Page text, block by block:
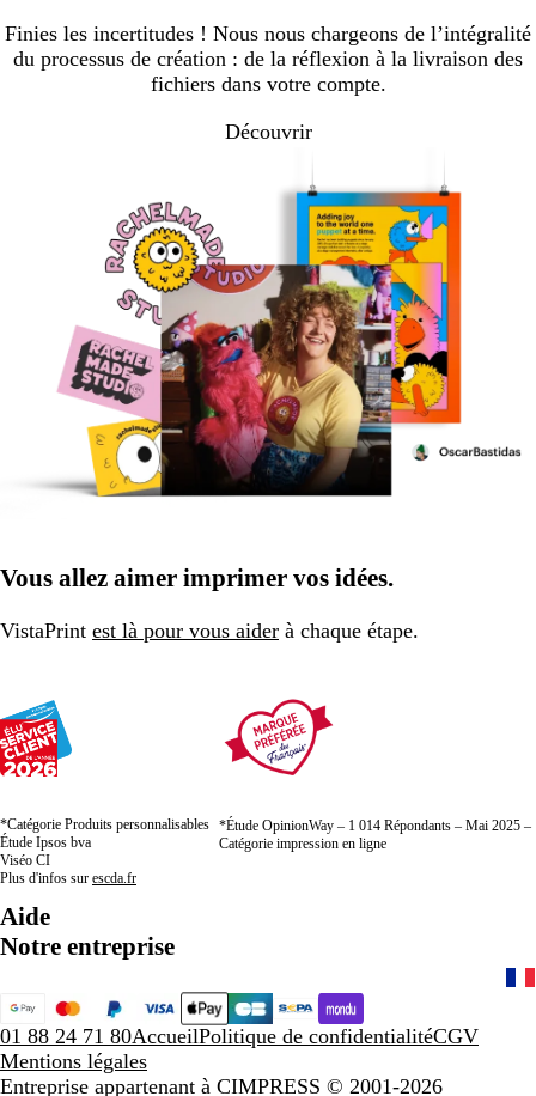
Finies les incertitudes ! Nous nous chargeons de l’intégralité
du processus de création : de la réflexion à la livraison des
fichiers dans votre compte.
Découvrir
Vous allez aimer imprimer vos idées.
VistaPrint est là pour vous aider à chaque étape.
*Catégorie Produits personnalisables
Étude Ipsos bva
Viséo CI
Plus d'infos sur escda.fr
*Étude OpinionWay – 1 014 Répondants – Mai 2025 –
Catégorie impression en ligne
Aide
Notre entreprise
01 88 24 71 80AccueilPolitique de confidentialitéCGV
Mentions légales
Entreprise appartenant à CIMPRESS © 2001-2026